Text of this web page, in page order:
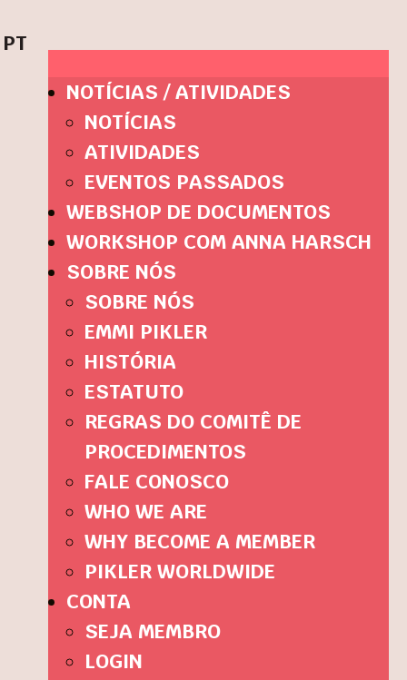
NOTÍCIAS / ATIVIDADES
NOTÍCIAS
ATIVIDADES
EVENTOS PASSADOS
WEBSHOP DE DOCUMENTOS
WORKSHOP COM ANNA HARSCH
SOBRE NÓS
SOBRE NÓS
EMMI PIKLER
HISTÓRIA
ESTATUTO
REGRAS DO COMITÊ DE
PROCEDIMENTOS
FALE CONOSCO
WHO WE ARE
WHY BECOME A MEMBER
PIKLER WORLDWIDE
CONTA
SEJA MEMBRO
LOGIN
PT